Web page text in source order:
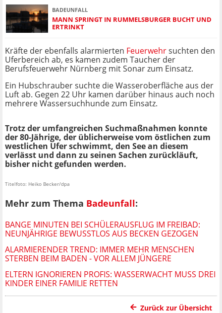
BADEUNFALL
MANN SPRINGT IN RUMMELSBURGER BUCHT UND
ERTRINKT
Kräfte der ebenfalls alarmierten Feuerwehrsuchten den
Uferbereich ab, es kamen zudem Taucher der
Berufsfeuerwehr Nürnberg mit Sonar zum Einsatz.
Ein Hubschrauber suchte die Wasseroberfläche aus der
Luft ab. Gegen 22 Uhr kamen darüber hinaus auch noch
mehrere Wassersuchhunde zum Einsatz.
Trotz der umfangreichen Suchmaßnahmen konnte
der 80-Jährige, der üblicherweise vom östlichen zum
westlichen Ufer schwimmt, den See an diesem
verlässt und dann zu seinen Sachen zurückläuft,
bisher nicht gefunden werden.
Titelfoto: Heiko Becker/dpa
Mehr zum Thema Badeunfall:
BANGE MINUTEN BEI SCHÜLERAUSFLUG IM FREIBAD:
NEUNJÄHRIGE BEWUSSTLOS AUS BECKEN GEZOGEN
ALARMIERENDER TREND: IMMER MEHR MENSCHEN
STERBEN BEIM BADEN - VOR ALLEM JÜNGERE
ELTERN IGNORIEREN PROFIS: WASSERWACHT MUSS DREI
KINDER EINER FAMILIE RETTEN
Zurück zur Übersicht